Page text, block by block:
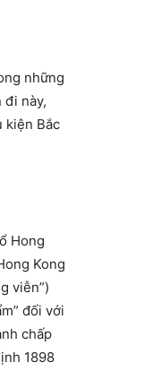
những
đi này,
kiện Bắc
Hong
Kong
viễn”)
đối với
chấp
1898